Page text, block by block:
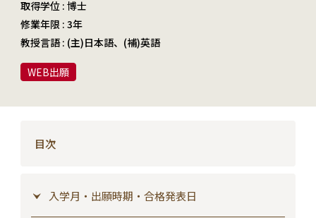
取得学位 : 博士
修業年限 : 3年
教授言語 : (主)日本語、(補)英語
WEB出願
目次
入学月・出願時期・合格発表日